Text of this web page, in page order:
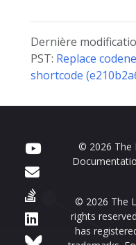
Dernière
PST: Replace
shortcode
© 2026 The
© 2026 The
rights
has